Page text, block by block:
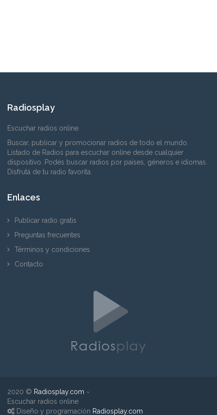
Radiosplay
Escuchar radios online
Buscar, publicar y promocionar radios de todo el mundo.
Listado de Radios para escuchar online desde cualquier
dispositivo. Podés buscar radios por países, géneros e idiomas.
Disfrutá de tu radio favorita.
Enlaces
Publicar radio gratis
Preguntas frecuentes
Términos y condiciones
Contacto
2020 © Radiosplay.com ~
Escuchar radios online
Diseño y programación Radiosplay.com